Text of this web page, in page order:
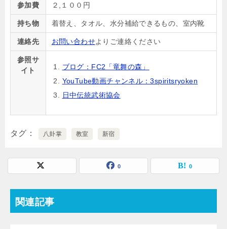
参加費 ２,１００円
持ち物 着替え、タオル、水分補給できるもの、室内靴
連絡先 お問い合わせよりご連絡ください
参照サ
イト
ブログ：FC2「竜舞の森」
YouTube動画チャンネル：3spiritsryoken
日中伝統武術協会
タグ 八卦掌 教室 新宿
0 0
関連記事